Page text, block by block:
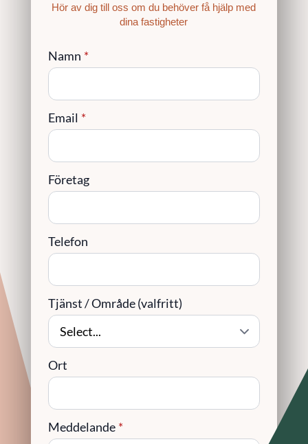
Hör av dig till oss om du behöver få hjälp med
dina fastigheter
Namn *
Email *
Företag
Telefon
Tjänst / Område (valfritt)
Ort
Meddelande *